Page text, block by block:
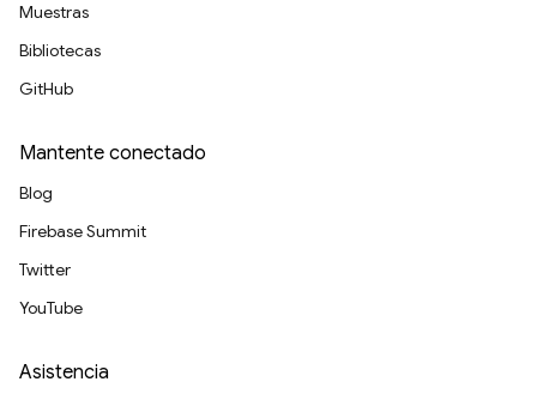
Muestras
Bibliotecas
GitHub
Mantente conectado
Blog
Firebase Summit
Twitter
YouTube
Asistencia